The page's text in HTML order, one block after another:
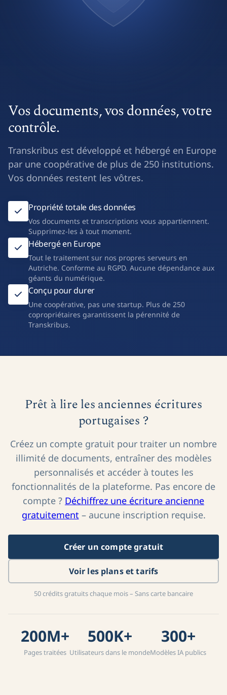
Vos documents, vos données, votre
contrôle.
Transkribus est développé et hébergé en Europe
par une coopérative de plus de 250 institutions.
Vos données restent les vôtres.
Propriété totale des données
Vos documents et transcriptions vous appartiennent.
Supprimez-les à tout moment.
Hébergé en Europe
Tout le traitement sur nos propres serveurs en
Autriche. Conforme au RGPD. Aucune dépendance aux
géants du numérique.
Conçu pour durer
Une coopérative, pas une startup. Plus de 250
copropriétaires garantissent la pérennité de
Transkribus.
Prêt à lire les anciennes écritures
portugaises ?
Créez un compte gratuit pour traiter un nombre
illimité de documents, entraîner des modèles
personnalisés et accéder à toutes les
fonctionnalités de la plateforme. Pas encore de
compte ? Déchiffrez une écriture ancienne
gratuitement– aucune inscription requise.
Créer un compte gratuit
Voir les plans et tarifs
50 crédits gratuits chaque mois – Sans carte bancaire
200M+
Pages traitées
500K+
Utilisateurs dans le monde
300+
Modèles IA publics